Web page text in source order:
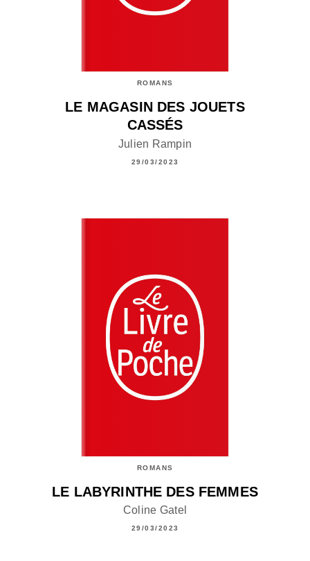
ROMANS
LE MAGASIN DES JOUETS
CASSÉS
Julien Rampin
29/03/2023
ROMANS
LE LABYRINTHE DES FEMMES
Coline Gatel
29/03/2023